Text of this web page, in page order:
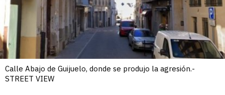
Calle Abajo de Guijuelo, donde se produjo la agresión.-
STREET VIEW